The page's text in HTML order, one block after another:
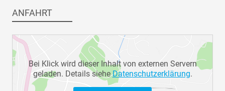
ANFAHRT
Bei Klick wird dieser Inhalt von externen Servern
geladen. Details sieheDatenschutzerklärung.